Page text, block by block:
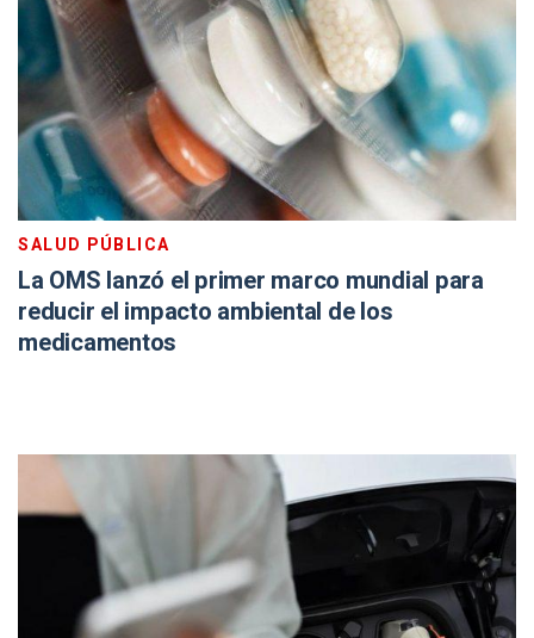
SALUD PÚBLICA
La OMS lanzó el primer marco mundial para
reducir el impacto ambiental de los
medicamentos